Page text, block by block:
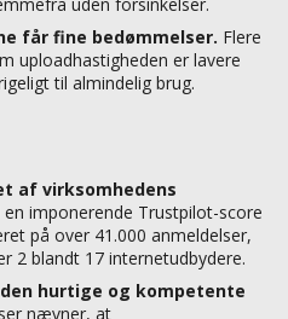
får fine bedømmelser. Flere
uploadhastigheden er lavere
til almindelig brug.
af virksomhedens
en imponerende Trustpilot-score
på over 41.000 anmeldelser,
2 blandt 17 internetudbydere.
hurtige og kompetente
nævner, at